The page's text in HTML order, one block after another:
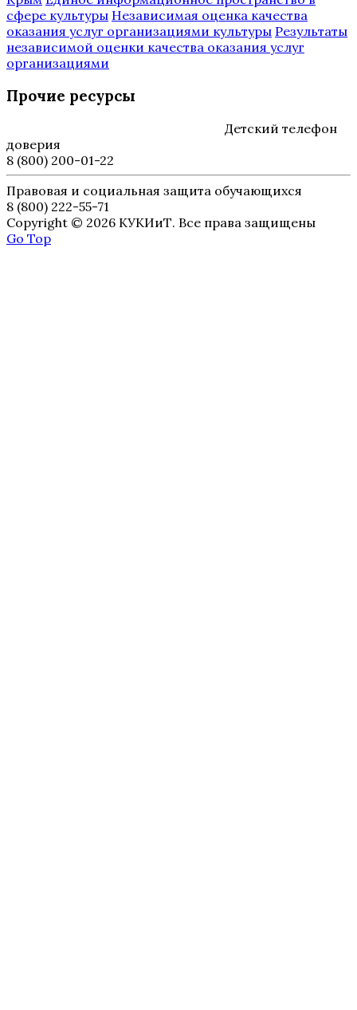
сфере культуры Независимая оценка качества
оказания услуг организациями культуры Результаты
независимой оценки качества оказания услуг
организациями
Прочие ресурсы
Детский телефон
доверия
8 (800) 200-01-22
Правовая и социальная защита обучающихся
8 (800) 222-55-71
Copyright © 2026 КУКИиТ. Все права защищены
Go Top